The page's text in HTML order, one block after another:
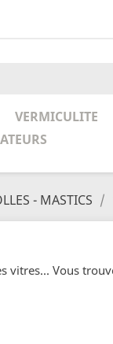
VERMICULITE
- MASTICS
vitres... Vous